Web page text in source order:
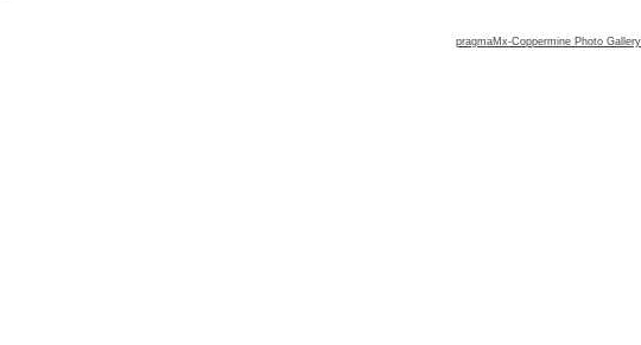
pragmaMx-Coppermine Photo Gallery